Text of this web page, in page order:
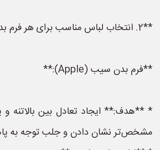
**2. انتخاب لباس مناسب برای هر فرم بدن:**
**فرم بدن سیب (Apple):**
* **هدف:** ایجاد تعادل بین بالاتنه و
مشخص‌تر نشان دادن و جلب توجه به